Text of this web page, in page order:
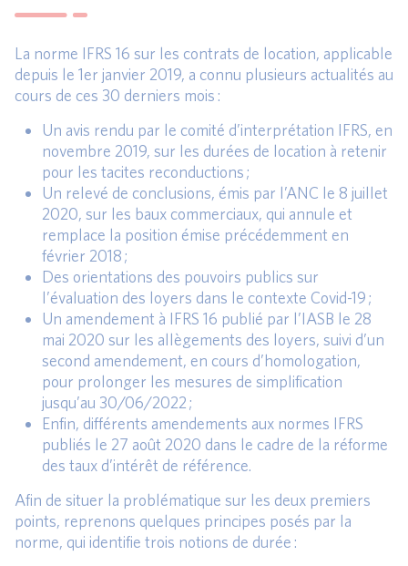
La norme IFRS 16 sur les contrats de location, applicable
depuis le 1er janvier 2019, a connu plusieurs actualités au
cours de ces 30 derniers mois :
Un avis rendu par le comité d’interprétation IFRS, en
novembre 2019, sur les durées de location à retenir
pour les tacites reconductions ;
Un relevé de conclusions, émis par l’ANC le 8 juillet
2020, sur les baux commerciaux, qui annule et
remplace la position émise précédemment en
février 2018 ;
Des orientations des pouvoirs publics sur
l’évaluation des loyers dans le contexte Covid-19 ;
Un amendement à IFRS 16 publié par l’IASB le 28
mai 2020 sur les allègements des loyers, suivi d’un
second amendement, en cours d’homologation,
pour prolonger les mesures de simplification
jusqu’au 30/06/2022 ;
Enfin, différents amendements aux normes IFRS
publiés le 27 août 2020 dans le cadre de la réforme
des taux d’intérêt de référence.
Afin de situer la problématique sur les deux premiers
points, reprenons quelques principes posés par la
norme, qui identifie trois notions de durée :